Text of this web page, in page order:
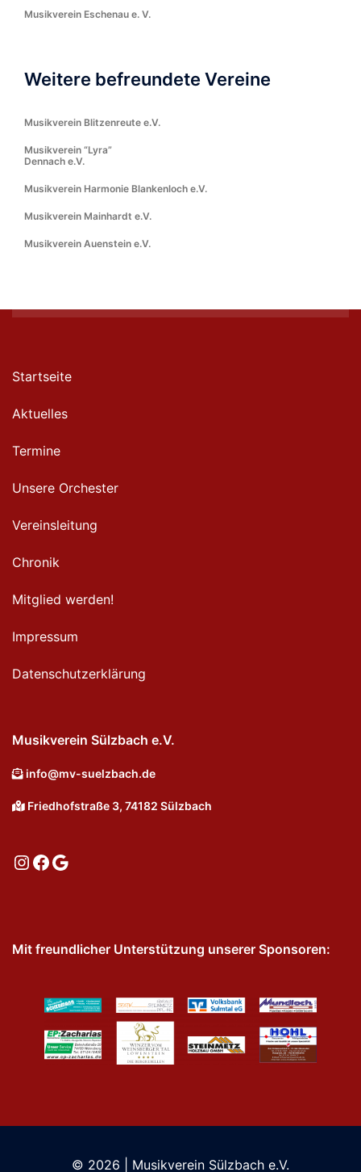
Musikverein Eschenau e. V.
Weitere befreundete Vereine
Musikverein Blitzenreute e.V.
Musikverein “Lyra”
Dennach e.V.
Musikverein Harmonie Blankenloch e.V.
Musikverein Mainhardt e.V.
Musikverein Auenstein e.V.
Startseite
Aktuelles
Termine
Unsere Orchester
Vereinsleitung
Chronik
Mitglied werden!
Impressum
Datenschutzerklärung
Musikverein Sülzbach e.V.
info@mv-suelzbach.de
Friedhofstraße 3, 74182 Sülzbach
Instagram
Facebook
Google
Mit freundlicher Unterstützung unserer Sponsoren:
© 2026 | Musikverein Sülzbach e.V.